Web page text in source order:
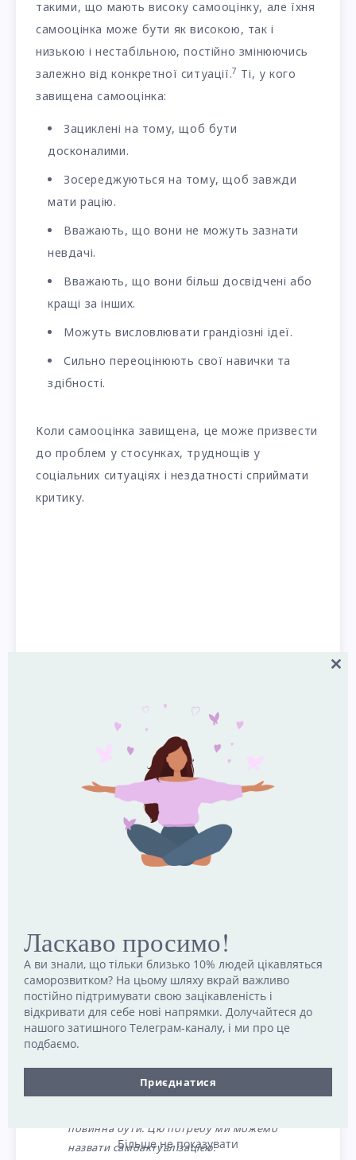
такими, що мають високу самооцінку, але їхня
самооцінка може бути як високою, так і
низькою і нестабільною, постійно змінюючись
залежно від конкретної ситуації.7 Ті, у кого
завищена самооцінка:
Зациклені на тому, щоб бути
досконалими.
Зосереджуються на тому, щоб завжди
мати рацію.
Вважають, що вони не можуть зазнати
невдачі.
Вважають, що вони більш досвідчені або
кращі за інших.
Можуть висловлювати грандіозні ідеї.
Сильно переоцінюють свої навички та
здібності.
Коли самооцінка завищена, це може призвести
до проблем у стосунках, труднощів у
соціальних ситуаціях і нездатності сприймати
критику.
Багато теоретиків писали про динаміку,
пов’язану з розвитком самооцінки. Поняття
самооцінки відіграє важливу роль вієрархії
потреб психолога Абрахама Маслоу , яка
зображує повагу як одну з основних людських
мотивацій.
повинна бути. Цю потребу ми можемо
назвати самоактуалізацією.
Close
Ласкаво просимо!
А ви знали, що тільки близько 10% людей цікавляться
саморозвитком? На цьому шляху вкрай важливо
постійно підтримувати свою зацікавленість і
відкривати для себе нові напрямки. Долучайтеся до
нашого затишного Телеграм-каналу, і ми про це
подбаємо.
Приєднатися
Більше не показувати